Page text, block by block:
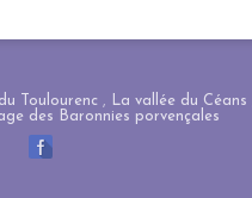
Toulourenc , La vallée du Céans
des Baronnies porvençales